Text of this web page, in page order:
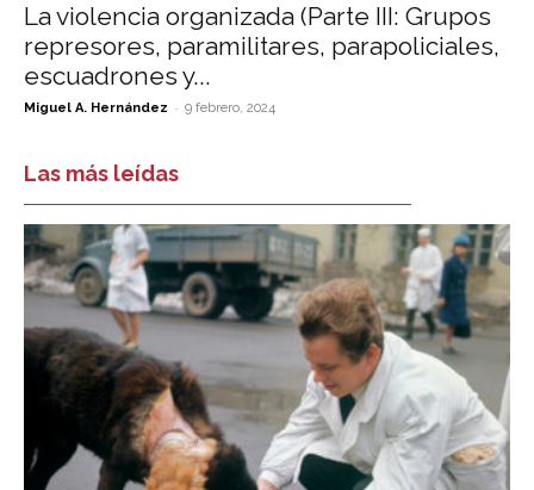
La violencia organizada (Parte III: Grupos
represores, paramilitares, parapoliciales,
escuadrones y...
Miguel A. Hernández - 9 febrero, 2024
Las más leídas